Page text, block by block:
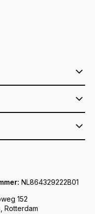
152
Rotterdam
NL864329222B01